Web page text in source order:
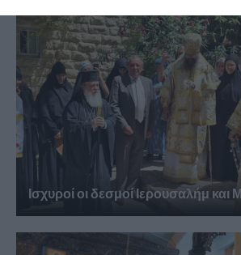
Ισχυροί οι δεσμοί Ιερουσαλήμ